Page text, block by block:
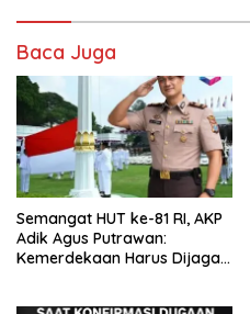
Baca Juga
Semangat HUT ke-81 RI, AKP
Adik Agus Putrawan:
Kemerdekaan Harus Dijaga